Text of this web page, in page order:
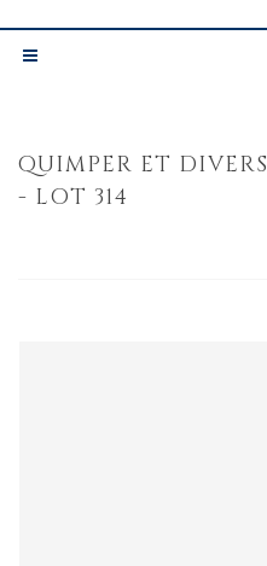
QUIMPER ET DIVERS
- LOT 314